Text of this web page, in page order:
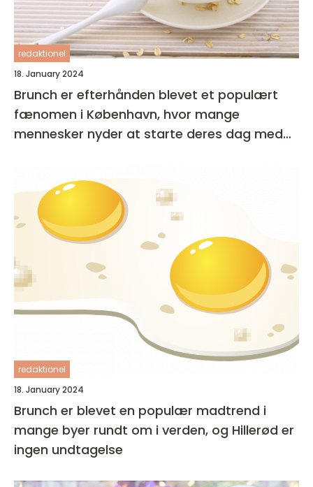
redaktionel
18. January 2024
Brunch er efterhånden blevet et populært
fænomen i København, hvor mange
mennesker nyder at starte deres dag med
redaktionel
18. January 2024
Brunch er blevet en populær madtrend i
mange byer rundt om i verden, og Hillerød er
ingen undtagelse